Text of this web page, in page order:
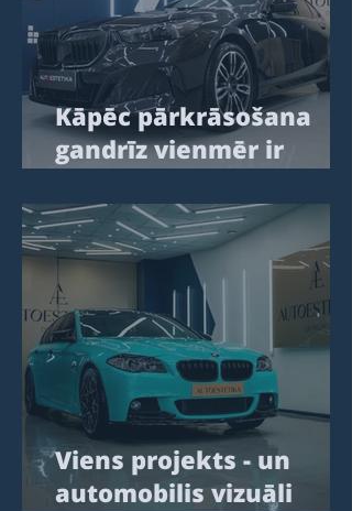
Kāpēc pārkrāsošana
gandrīz vienmēr ir
Viens projekts - un
automobilis vizuāli